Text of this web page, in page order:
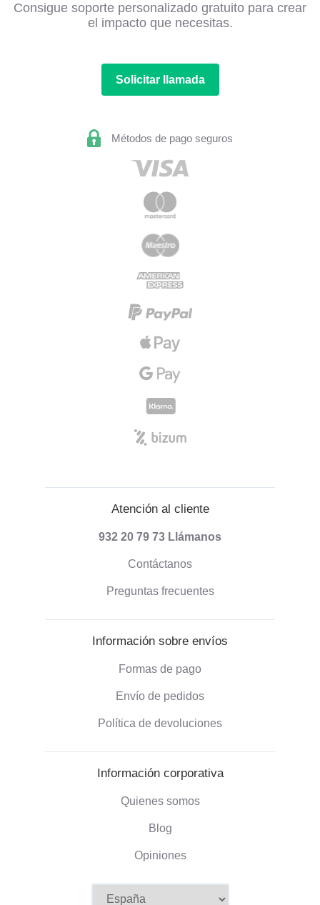
Consigue soporte personalizado gratuito para crear
el impacto que necesitas.
Solicitar llamada
Métodos de pago seguros
Atención al cliente
932 20 79 73 Llámanos
Contáctanos
Preguntas frecuentes
Información sobre envíos
Formas de pago
Envío de pedidos
Política de devoluciones
Información corporativa
Quienes somos
Blog
Opiniones